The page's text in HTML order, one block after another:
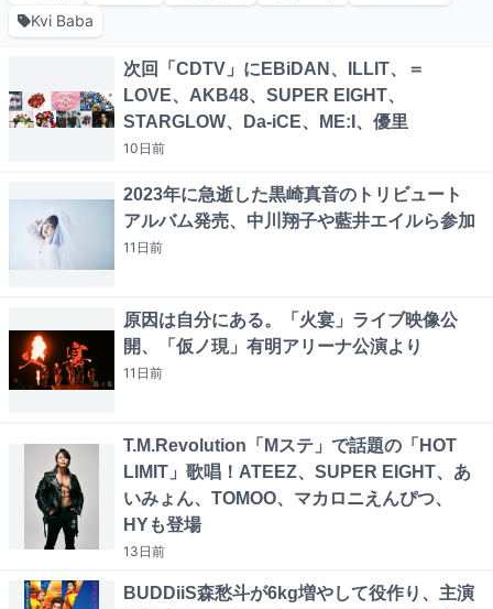
Kvi Baba
次回「CDTV」にEBiDAN、ILLIT、＝
LOVE、AKB48、SUPER EIGHT、
STARGLOW、Da-iCE、ME:I、優里
10日前
2023年に急逝した黒崎真音のトリビュート
アルバム発売、中川翔子や藍井エイルら参加
11日前
原因は自分にある。「火宴」ライブ映像公
開、「仮ノ現」有明アリーナ公演より
11日前
T.M.Revolution「Mステ」で話題の「HOT
LIMIT」歌唱！ATEEZ、SUPER EIGHT、あ
いみょん、TOMOO、マカロニえんぴつ、
HYも登場
13日前
BUDDiiS森愁斗が6kg増やして役作り、主演